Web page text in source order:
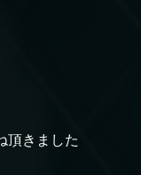
頂きました